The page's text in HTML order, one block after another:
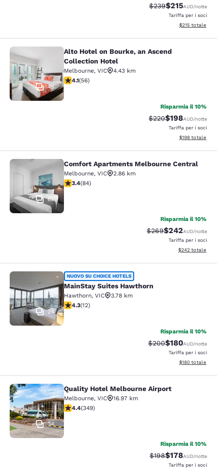
Tariffa di barratura:
$239Tariffa
$215AUD/notte
Tariffa per i soci
Visualizza i
$215 totale
Alto Hotel on Bourke, an Ascend
45
Alto Hotel on Bourke, an Ascend
Collection Hotel
Melbourne, VIC
4.43 km
Valutazione di 4.09 stelle. Molto buono. 56 recensioni
4.1(56)
Risparmia il 10%
Tariffa di barratura:
$220Tariffa
$198AUD/notte
Tariffa per i soci
Visualizza i
$198 totale
Comfort Apartments Melbourne
65
Comfort Apartments Melbourne Central
Melbourne, VIC
2.86 km
Valutazione di 3.4 stelle. Buono. 84 recensioni
3.4(84)
Risparmia il 10%
Tariffa di barratura:
$269Tariffa
$242AUD/notte
Tariffa per i soci
Visualizza i
$242 totale
MainStay Suites Hawthorn
24
NUOVO SU CHOICE HOTELS
MainStay Suites Hawthorn
Hawthorn, VIC
3.78 km
Valutazione di 4.25 stelle. Ottimo. 12 recensioni
4.3(12)
Risparmia il 10%
Tariffa di barratura:
$200Tariffa
$180AUD/notte
Tariffa per i soci
Visualizza i
$180 totale
Quality Hotel Melbourne Airport
34
Quality Hotel Melbourne Airport
Melbourne, VIC
16.97 km
Valutazione di 4.43 stelle. Ottimo. 349 recensioni
4.4(349)
Risparmia il 10%
Tariffa di barratura:
$198Tariffa
$178AUD/notte
Tariffa per i soci